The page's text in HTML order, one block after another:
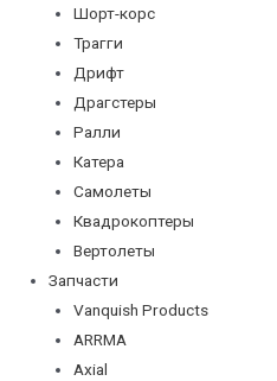
Шорт-корс
Трагги
Дрифт
Драгстеры
Ралли
Катера
Самолеты
Квадрокоптеры
Вертолеты
Запчасти
Vanquish Products
ARRMA
Axial